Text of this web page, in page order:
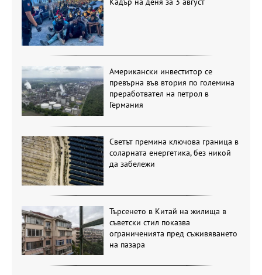
Американски инвеститор се
превърна във втория по големина
преработвател на петрол в
Германия
Светът премина ключова граница в
соларната енергетика, без никой
да забележи
Търсенето в Китай на жилища в
съветски стил показва
ограниченията пред съживяването
на пазара